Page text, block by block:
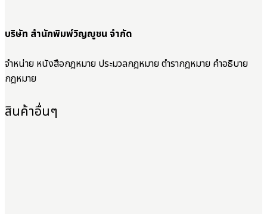
บริษัท สำนักพิมพ์วิญญูชน จำกัด
จำหน่าย หนังสือกฎหมาย ประมวลกฎหมาย ตำรากฎหมาย คำอธิบาย
กฎหมาย
สินค้าอื่นๆ